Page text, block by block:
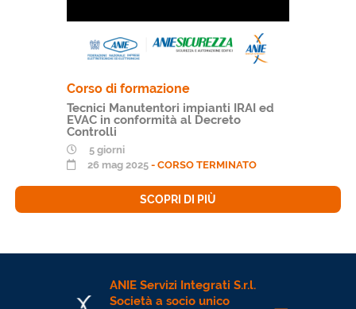
Corso di formazione
Tecnici Manutentori impianti IRAI ed
EVAC in conformità al Decreto
Controlli
5 giorni
26 mag 2025 - CORSO TERMINATO
SCOPRI DI PIÙ
ANIE Servizi Integrati S.r.l.
Società a socio unico